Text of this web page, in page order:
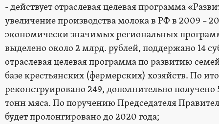
- действует отраслевая целевая программа
увеличение производства молока в РФ в 2009 –
экономически значимых региональных
выделено около 2 млрд. рублей, поддержано 14
отраслевая целевая программа по развитию
базе крестьянских (фермерских) хозяйств. По
реконструировано 249, дополнительно
тонн мяса. По поручению Председателя
будет пролонгировано до 2020 года;